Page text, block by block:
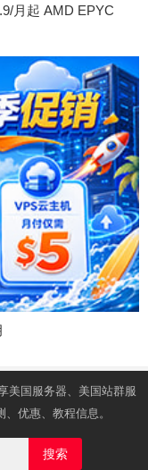
月起 AMD EPYC
美国服务器、美国站群服
优惠、教程信息。
搜索